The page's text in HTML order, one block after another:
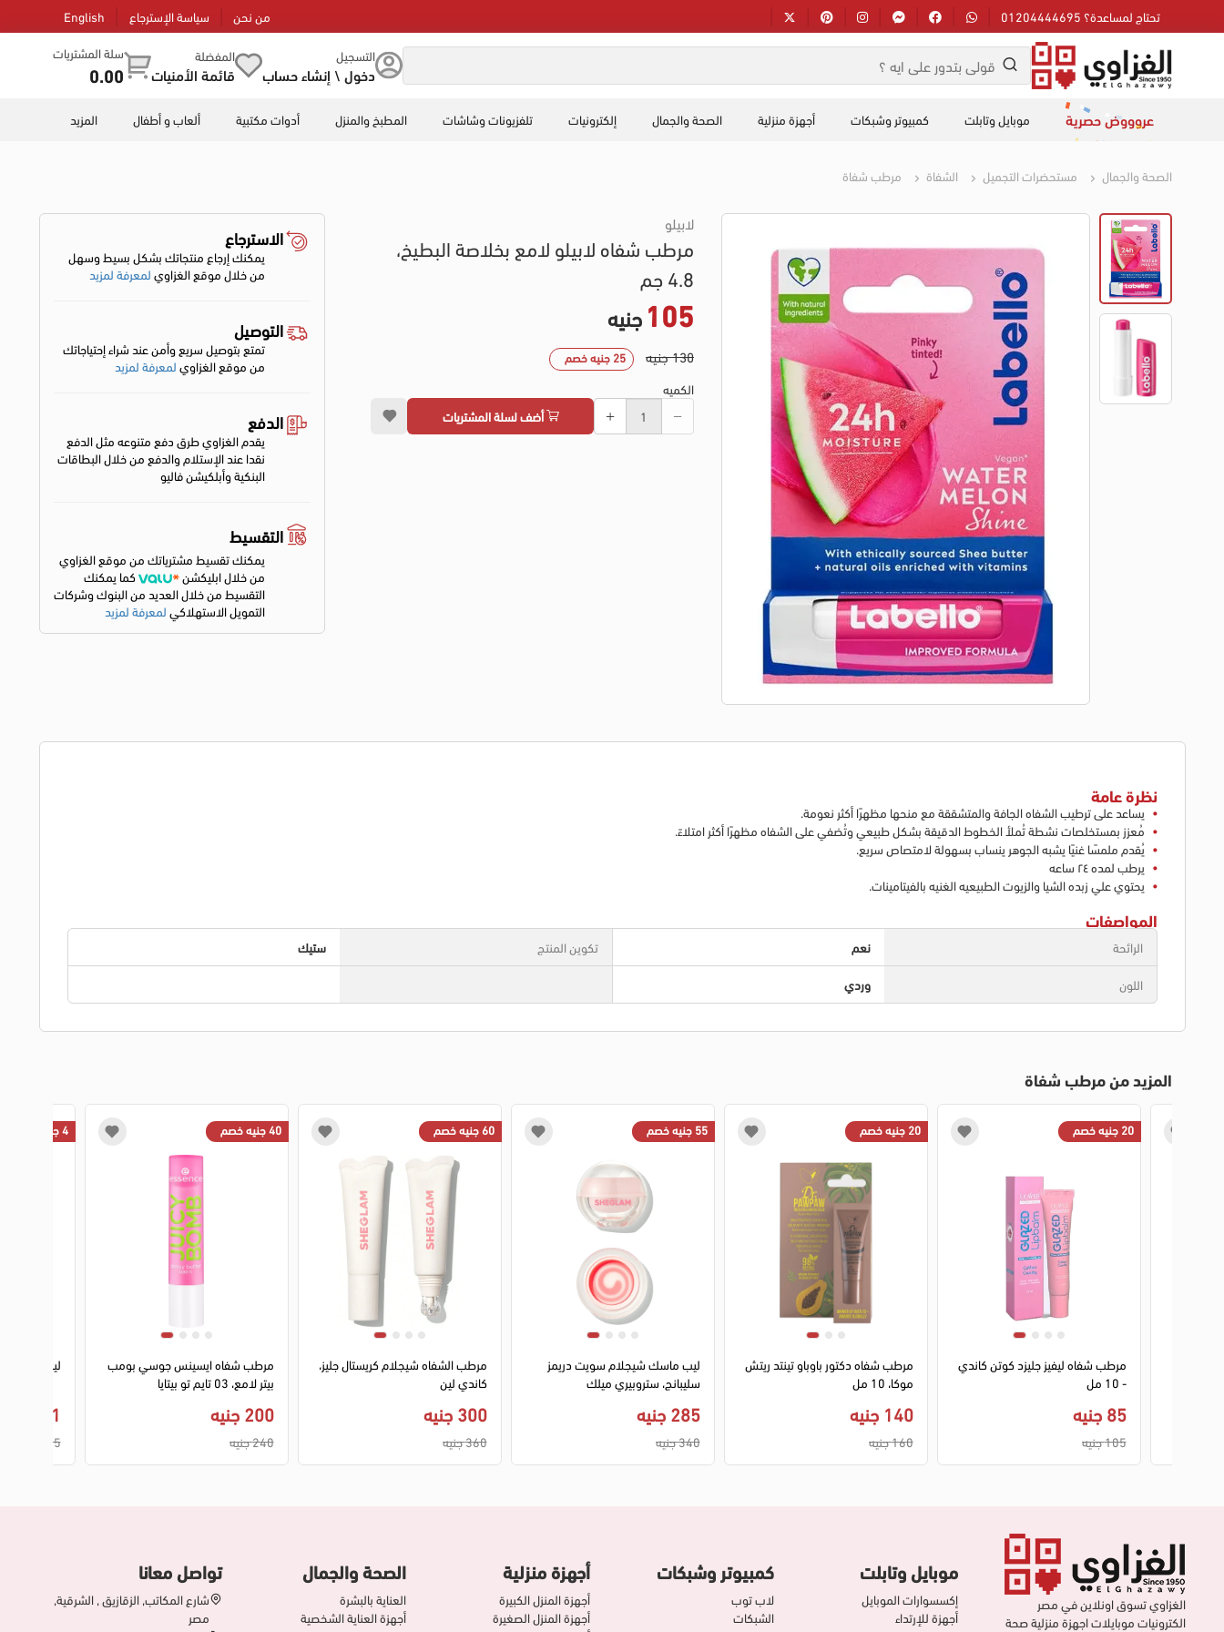
تحتاج لمساعدة؟ 01204444695 من نحن سياسة الإسترجاع English
التسجيل
دخول \ إنشاء حساب
المفضلة
قائمة الأمنيات
سلة المشتريات
0.00
عروووض حصرية موبايل وتابلت كمبيوتر وشبكات أجهزة منزلية الصحة والجمال إلكترونيات تلفزيونات وشاشات المطبخ والمنزل أدوات مكتبية ألعاب و أطفال المزيد
الصحة والجمال مستحضرات التجميل الشفاة مرطب شفاة
لابيلو
مرطب شفاه لابيلو لامع بخلاصة البطيخ،
4.8 جم
105 جنيه
130 جنيه 25 جنيه خصم
الكميه
أضف لسلة المشتريات
الاسترجاع
يمكنك إرجاع منتجاتك بشكل بسيط وسهل
من خلال موقع الغزاويلمعرفة لمزيد
التوصيل
تمتع بتوصيل سريع وأمن عند شراء إحتياجاتك
من موقع الغزاويلمعرفة لمزيد
الدفع
يقدم الغزاوي طرق دفع متنوعه مثل الدفع
نقدا عند الإستلام والدفع من خلال البطاقات
البنكية وأبلكيشن فاليو
التقسيط
يمكنك تقسيط مشترياتك من موقع الغزاوي
من خلال ابليكشن
كما يمكنك
التقسيط من خلال العديد من البنوك وشركات
التمويل الاستهلاكيلمعرفة لمزيد
نظرة عامة
يساعد على ترطيب الشفاه الجافة والمتشققة مع منحها مظهرًا أكثر نعومة.
مُعزز بمستخلصات نشطة تُملأ الخطوط الدقيقة بشكل طبيعي وتُضفي على الشفاه مظهرًا أكثر امتلاءً.
يُقدم ملمسًا غنيًا يشبه الجوهر ينساب بسهولة لامتصاص سريع.
يرطب لمده ٢٤ ساعه
يحتوي علي زبده الشيا والزيوت الطبيعيه الغنيه بالفيتامينات.
المواصفات
الرائحة نعم تكوين المنتج
ستيك
اللون
وردي
المزيد من مرطب شفاة
4 جنيه خصم
ليب بالم
21 جنيه
25 جنيه
40 جنيه خصم
مرطب شفاه ايسينس جوسي بومب
بيتر لامع، 03 تايم تو بيتايا
200 جنيه
240 جنيه
60 جنيه خصم
مرطب الشفاه شيجلام كريستال جليز،
كاندي لين
300 جنيه
360 جنيه
55 جنيه خصم
ليب ماسك شيجلام سويت دريمز
سليبانج، ستروبيري ميلك
285 جنيه
340 جنيه
20 جنيه خصم
مرطب شفاه دكتور باوباو تينتد ريتش
موكا، 10 مل
140 جنيه
160 جنيه
20 جنيه خصم
مرطب شفاه ليفيز جليزد كوتن كاندي
- 10 مل
85 جنيه
105 جنيه
1 2 1 2
الغزاوي تسوق اونلاين في مصر
الكترونيات موبايلات اجهزة منزلية صحة
موبايل وتابلت
إكسسوارات الموبايل
أجهزة للإرتداء
كمبيوتر وشبكات
لاب توب
الشبكات
أجهزة منزلية
أجهزة المنزل الكبيرة
أجهزة المنزل الصغيرة
الصحة والجمال
العناية بالبشرة
أجهزة العناية الشخصية
تواصل معانا
شارع المكاتب, الزقازيق , الشرقية,
مصر